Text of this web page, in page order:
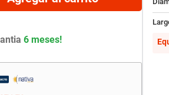
6 meses!